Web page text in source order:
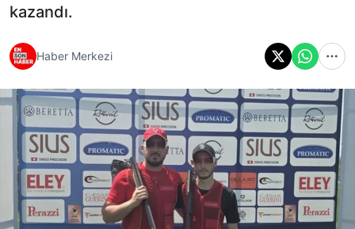
kazandı.
Haber Merkezi